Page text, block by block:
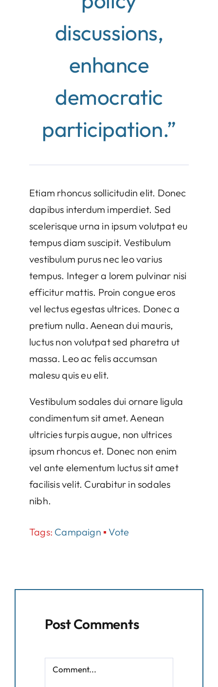
discussions,
enhance
democratic
participation.”
Etiam rhoncus sollicitudin elit. Donec
dapibus interdum imperdiet. Sed
scelerisque urna in ipsum volutpat eu
tempus diam suscipit. Vestibulum
vestibulum purus nec leo varius
tempus. Integer a lorem pulvinar nisi
efficitur mattis. Proin congue eros
vel lectus egestas ultrices. Donec a
pretium nulla. Aenean dui mauris,
luctus non volutpat sed pharetra ut
massa. Leo ac felis accumsan
malesu quis eu elit.
Vestibulum sodales dui ornare ligula
condimentum sit amet. Aenean
ultricies turpis augue, non ultrices
ipsum rhoncus et. Donec non enim
vel ante elementum luctus sit amet
facilisis velit. Curabitur in sodales
nibh.
Tags: Campaign ▪ Vote
Post Comments
Comment